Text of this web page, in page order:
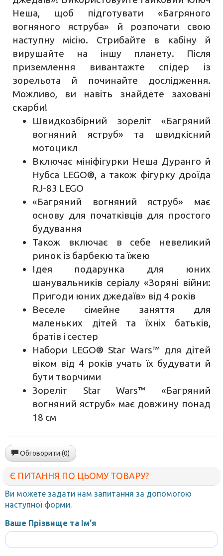
Неша, щоб підготувати «Багряного
вогняного яструба» й розпочати свою
наступну місію. Стрибайте в кабіну й
вирушайте на іншу планету. Після
приземлення вивантажте спідер із
зорельота й починайте дослідження.
Можливо, ви навіть знайдете заховані
скарби!
Швидкозбірний зореліт «Багряний
вогняний яструб» та швидкісний
мотоцикл
Включає мініфігурки Неша Дуранго й
Нубса LEGO®, а також фігурку дроїда
RJ-83 LEGO
«Багряний вогняний яструб» має
основу для початківців для простого
будування
Також включає в себе невеликий
ринок із барбекю та їжею
Ідея подарунка для юних
шанувальників серіалу «Зоряні війни:
Пригоди юних джедаїв» від 4 років
Веселе сімейне заняття для
маленьких дітей та їхніх батьків,
братів і сестер
Набори LEGO® Star Wars™ для дітей
віком від 4 років учать їх будувати й
бути творчими
Зореліт Star Wars™ «Багряний
вогняний яструб» має довжину понад
18 см
Обговорити (0)
Є ПИТАННЯ ПО ЦЬОМУ ТОВАРУ?
Ви можете задати нам запитання за допомогою
наступної форми.
Ваше Прізвище та Ім’я